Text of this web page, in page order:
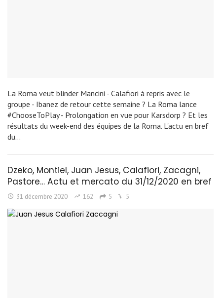
La Roma veut blinder Mancini - Calafiori à repris avec le
groupe - Ibanez de retour cette semaine ? La Roma lance
#ChooseToPlay - Prolongation en vue pour Karsdorp ? Et les
résultats du week-end des équipes de la Roma. L'actu en bref
du…
Dzeko, Montiel, Juan Jesus, Calafiori, Zacagni,
Pastore… Actu et mercato du 31/12/2020 en bref
31 décembre 2020 162 5 5